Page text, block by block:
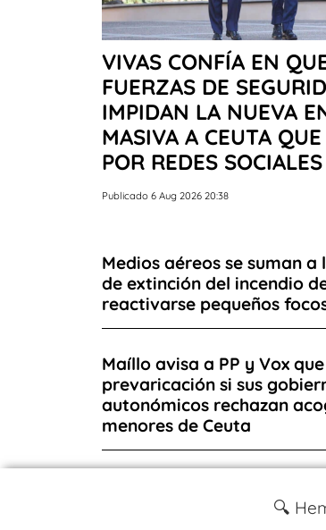
VIVAS CONFÍA EN
FUERZAS DE
IMPIDAN LA NUEVA
MASIVA A CEUTA
POR REDES SOCIALES
Publicado 6 Aug 2026 20:38
Medios aéreos se suman a
de extinción del incendio
reactivarse pequeños
Maíllo avisa a PP y Vox
prevaricación si sus
autonómicos rechazan
menores de Ceuta
🔍